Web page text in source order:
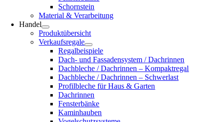
Schorn­stein
Mate­ri­al & Ver­ar­bei­tung
Han­del
Pro­dukt­über­sicht
Ver­kaufs­re­ga­le
Regal­bei­spie­le
Dach- und Fas­sa­den­sys­tem / Dach­rin­nen
Dach­ble­che / Dach­rin­nen – Kom­pakt­re­gal
Dach­ble­che / Dach­rin­nen – Schwer­last
Pro­fil­ble­che für Haus & Gar­ten
Dach­rin­nen
Fens­ter­bän­ke
Kamin­hau­ben